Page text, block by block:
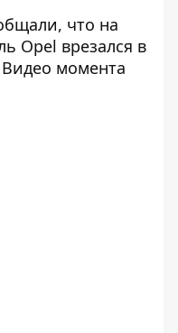
что на
Opel врезался в
момента